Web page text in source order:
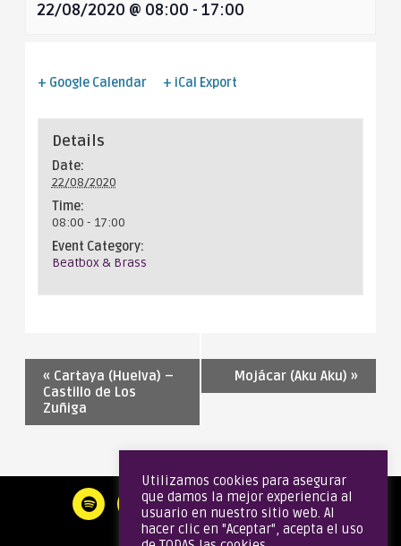
22/08/2020 @ 08:00 - 17:00
+ Google Calendar + iCal Export
Details
Date:
22/08/2020
Time:
08:00 - 17:00
Event Category:
Beatbox & Brass
« Cartaya (Huelva) –
Castillo de Los
Zuñiga
Mojácar (Aku Aku)»
Utilizamos cookies para asegurar
que damos la mejor experiencia al
usuario en nuestro sitio web. Al
hacer clic en "Aceptar", acepta el uso